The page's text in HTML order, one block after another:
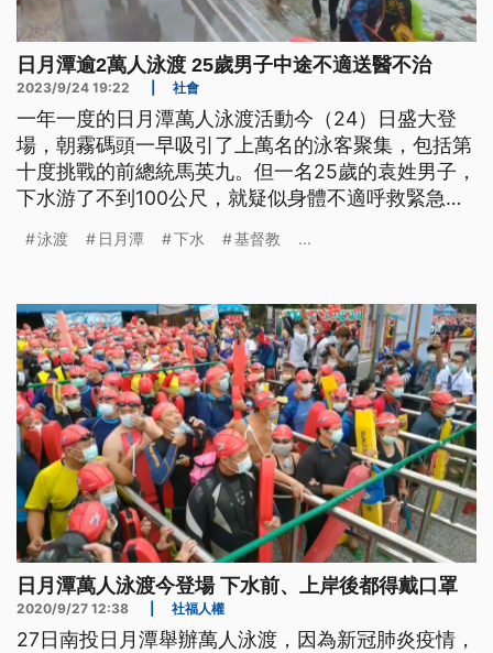
日月潭逾2萬人泳渡 25歲男子中途不適送醫不治
2023/9/24 19:22 社會
一年一度的日月潭萬人泳渡活動今（24）日盛大登
場，朝霧碼頭一早吸引了上萬名的泳客聚集，包括第
十度挑戰的前總統馬英九。但一名25歲的袁姓男子，
下水游了不到100公尺，就疑似身體不適呼救緊急送
泳渡 日月潭 下水 基督教 ...
日月潭萬人泳渡今登場 下水前、上岸後都得戴口罩
2020/9/27 12:38 社福人權
27日南投日月潭舉辦萬人泳渡，因為新冠肺炎疫情，